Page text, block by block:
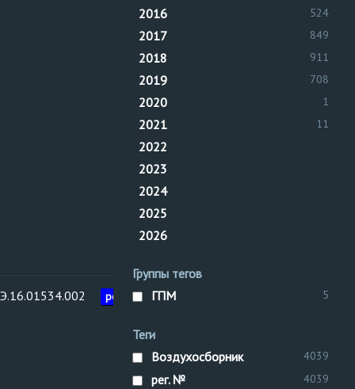
рег. № Воздухосборник
2016 524
2017 849
2018 911
2019 708
2020 1
2021 11
2022
2023
2024
2025
2026
Группы тегов
ГПМ
5
Теги
Воздухосборник
4039
рег. № 4039